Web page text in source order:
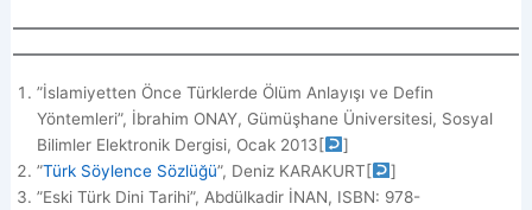
”İslamiyetten Önce Türklerde Ölüm Anlayışı ve Defin
Yöntemleri”, İbrahim ONAY, Gümüşhane Üniversitesi, Sosyal
Bilimler Elektronik Dergisi, Ocak 2013[
]
”Türk Söylence Sözlüğü”, Deniz KARAKURT[
]
”Eski Türk Dini Tarihi”, Abdülkadir İNAN, ISBN: 978-